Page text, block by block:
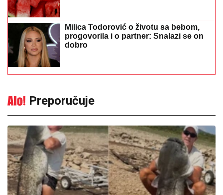
Milica Todorović o životu sa bebom,
progovorila i o partner: Snalazi se on
dobro
Preporučuje